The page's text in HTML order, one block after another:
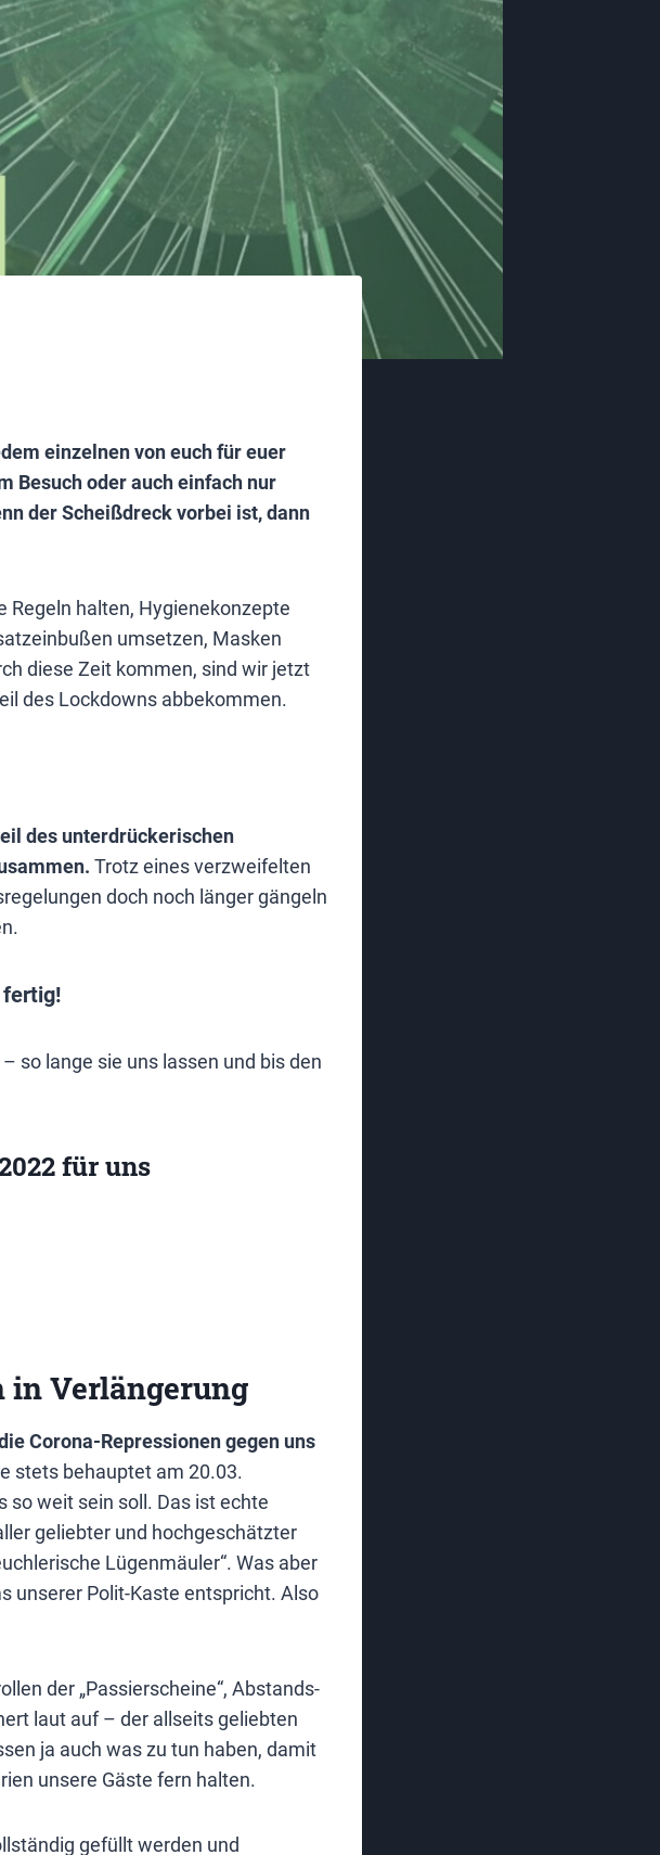
einzelnen von euch für euer
Besuch oder auch einfach nur
der Scheißdreck vorbei ist, dann
Regeln halten, Hygienekonzepte
umsetzen, Masken
diese Zeit kommen, sind wir jetzt
des Lockdowns abbekommen.
des unterdrückerischen
Trotz eines verzweifelten
doch noch länger gängeln
fertig!
so lange sie uns lassen und bis den
für uns
in Verlängerung
Corona-Repressionen gegen uns
stets behauptet am 20.03.
so weit sein soll. Das ist echte
geliebter und hochgeschätzter
Lügenmäuler“. Was aber
unserer Polit-Kaste entspricht. Also
der „Passierscheine“, Abstands-
laut auf – der allseits geliebten
ja auch was zu tun haben, damit
unsere Gäste fern halten.
gefüllt werden und